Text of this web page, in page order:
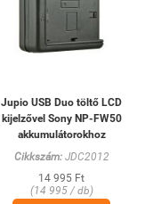
Jupio USB Duo töltő LCD
kijelzővel Sony NP-FW50
akkumulátorokhoz
Cikkszám:JDC2012
14 995 Ft
(14 995 / db)